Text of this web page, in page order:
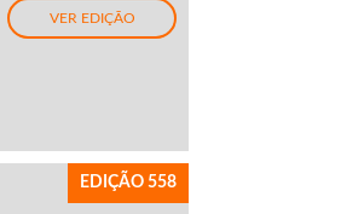
VER EDIÇÃO
EDIÇÃO 558